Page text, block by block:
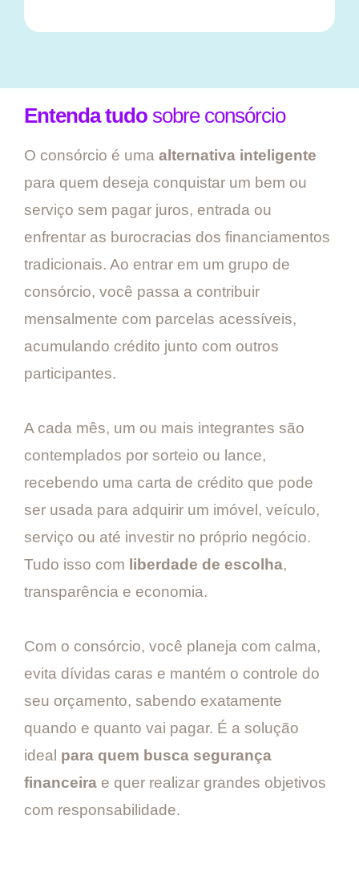
Entenda tudo sobre consórcio
O consórcio é uma alternativa inteligente
para quem deseja conquistar um bem ou
serviço sem pagar juros, entrada ou
enfrentar as burocracias dos financiamentos
tradicionais. Ao entrar em um grupo de
consórcio, você passa a contribuir
mensalmente com parcelas acessíveis,
acumulando crédito junto com outros
participantes.
A cada mês, um ou mais integrantes são
contemplados por sorteio ou lance,
recebendo uma carta de crédito que pode
ser usada para adquirir um imóvel, veículo,
serviço ou até investir no próprio negócio.
Tudo isso com liberdade de escolha,
transparência e economia.
Com o consórcio, você planeja com calma,
evita dívidas caras e mantém o controle do
seu orçamento, sabendo exatamente
quando e quanto vai pagar. É a solução
ideal para quem busca segurança
financeira e quer realizar grandes objetivos
com responsabilidade.